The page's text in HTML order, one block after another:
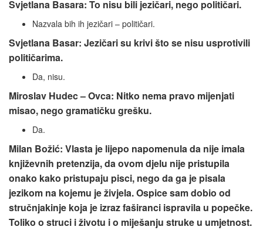
Svjetlana Basara: To nisu bili jezičari, nego političari.
Nazvala bih ih jezičari – političari.
Svjetlana Basar: Jezičari su krivi što se nisu usprotivili
političarima.
Da, nisu.
Miroslav Hudec – Ovca: Nitko nema pravo mijenjati
misao, nego gramatičku grešku.
Da.
Milan Božić: Vlasta je lijepo napomenula da nije imala
književnih pretenzija, da ovom djelu nije pristupila
onako kako pristupaju pisci, nego da ga je pisala
jezikom na kojemu je živjela. Ospice sam dobio od
stručnjakinje koja je izraz faširanci ispravila u popečke.
Toliko o struci i životu i o miješanju struke u umjetnost.